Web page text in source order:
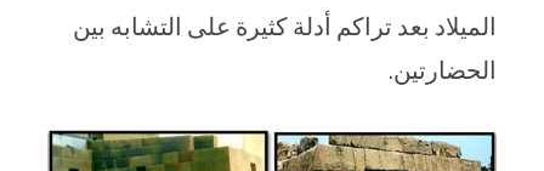
الميلاد بعد تراكم أدلة كثيرة على التشابه بين
الحضارتين.